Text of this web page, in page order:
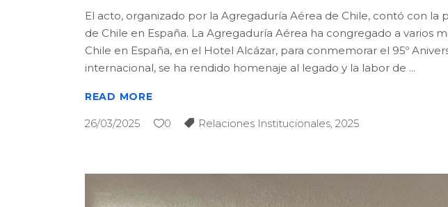
El acto, organizado por la Agregaduría Aérea de Chile, contó con
de Chile en España. La Agregaduría Aérea ha congregado a varios
Chile en España, en el Hotel Alcázar, para conmemorar el 95º
internacional, se ha rendido homenaje al legado y la labor de
READ MORE
26/03/2025 0 Relaciones Institucionales, 2025